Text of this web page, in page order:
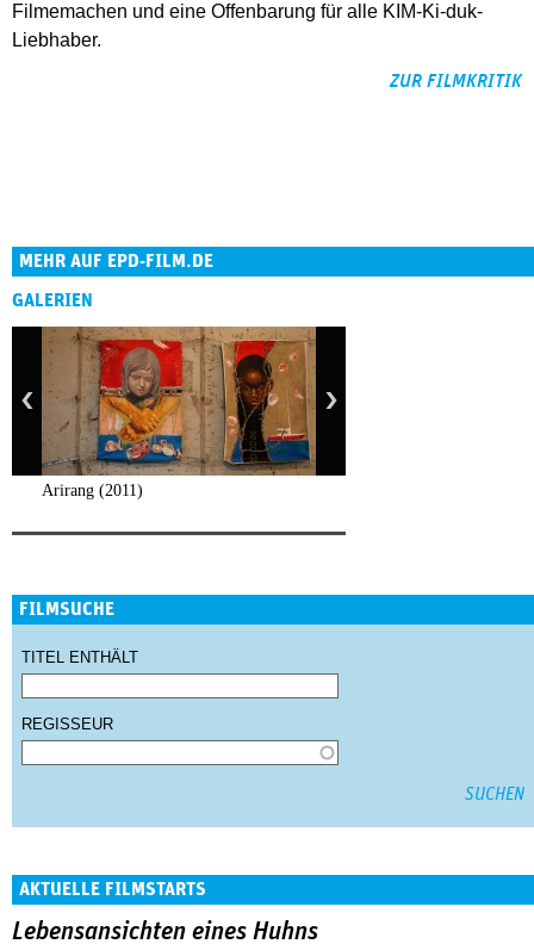
Filmemachen und eine Offenbarung für alle KIM-Ki-duk-
Liebhaber.
ZUR FILMKRITIK
MEHR AUF EPD-FILM.DE
GALERIEN
Arirang (2011)
FILMSUCHE
TITEL ENTHÄLT
REGISSEUR
AKTUELLE FILMSTARTS
Lebensansichten eines Huhns